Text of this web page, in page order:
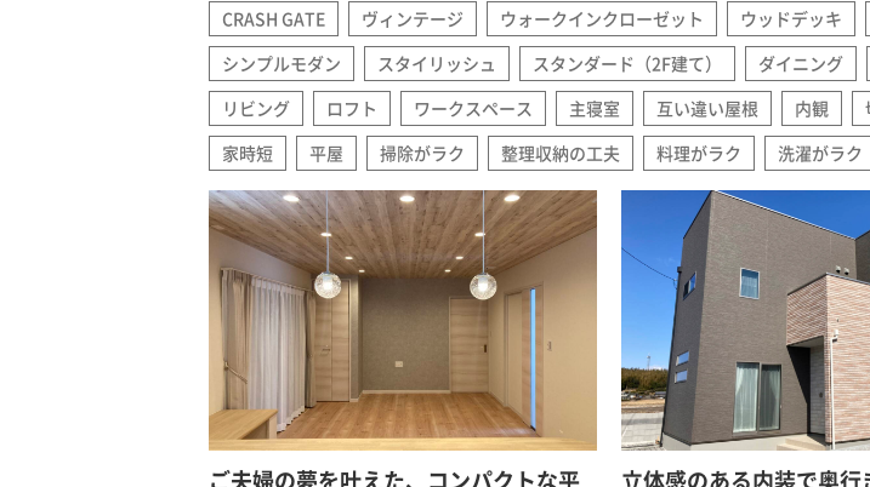
CRASH GATE ヴィンテージ ウォークインクローゼット ウッドデッキ
シンプルモダン
スタイリッシュ スタンダード（2F建て） ダイニング
リビング
ロフト ワークスペース 主寝室 互い違い屋根 内観
家時短
平屋 掃除がラク 整理収納の工夫 料理がラク 洗濯がラク
ご夫婦の夢を叶えた、コンパクトな平
立体感のある内装で奥行